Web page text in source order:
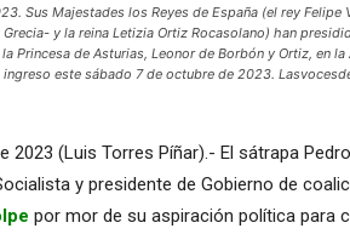
Sus Majestades los Reyes de España (el rey Felipe
y la reina Letizia Ortiz Rocasolano) han
Princesa de Asturias, Leonor de Borbón y Ortiz, en la
este sábado 7 de octubre de 2023.
2023 (Luis Torres Píñar).- El sátrapa
y presidente de Gobierno de
por mor de su aspiración política para